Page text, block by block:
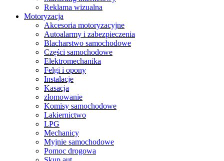
Reklama wizualna
Motoryzacja
Akcesoria motoryzacyjne
Autoalarmy i zabezpieczenia
Blacharstwo samochodowe
Części samochodowe
Elektromechanika
Felgi i opony
Instalacje
Kasacja
złomowanie
Komisy samochodowe
Lakiernictwo
LPG
Mechanicy
Myjnie samochodowe
Pomoc drogowa